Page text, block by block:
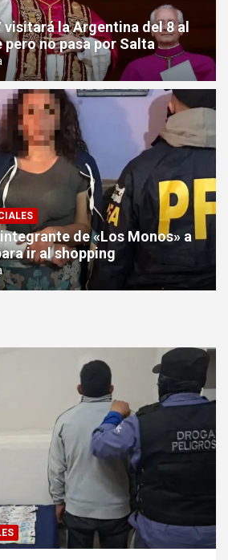
visitará la Argentina del 8 al
pero no pasa por Salta
de «Los Monos» a
ir al shopping